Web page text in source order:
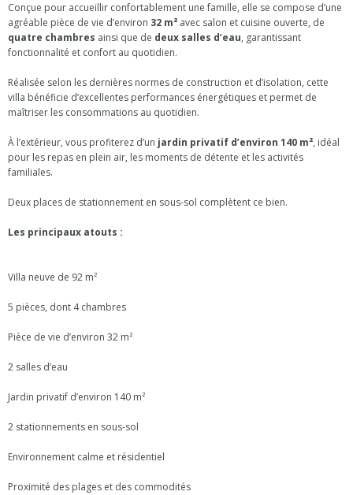
Conçue pour accueillir confortablement une famille, elle se compose d’une
agréable pièce de vie d’environ 32 m² avec salon et cuisine ouverte, de
quatre chambres ainsi que de deux salles d’eau, garantissant
fonctionnalité et confort au quotidien.
Réalisée selon les dernières normes de construction et d’isolation, cette
villa bénéficie d’excellentes performances énergétiques et permet de
maîtriser les consommations au quotidien.
À l’extérieur, vous profiterez d’un jardin privatif d’environ 140 m², idéal
pour les repas en plein air, les moments de détente et les activités
familiales.
Deux places de stationnement en sous-sol complètent ce bien.
Les principaux atouts :
Villa neuve de 92 m²
5 pièces, dont 4 chambres
Pièce de vie d’environ 32 m²
2 salles d’eau
Jardin privatif d’environ 140 m²
2 stationnements en sous-sol
Environnement calme et résidentiel
Proximité des plages et des commodités